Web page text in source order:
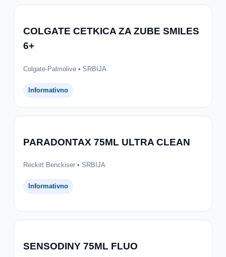
COLGATE CETKICA ZA ZUBE SMILES
6+
Colgate-Palmolive • SRBIJA
Informativno
PARADONTAX 75ML ULTRA CLEAN
Reckitt Benckiser • SRBIJA
Informativno
SENSODINY 75ML FLUO